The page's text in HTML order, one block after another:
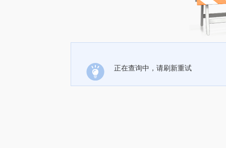
正在查询中，请刷新重试